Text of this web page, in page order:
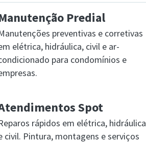
Predial
preventivas e corretivas
elétrica, hidráulica, civil e ar-
para condomínios e
Spot
rápidos em elétrica, hidráulica
civil. Pintura, montagens e serviços